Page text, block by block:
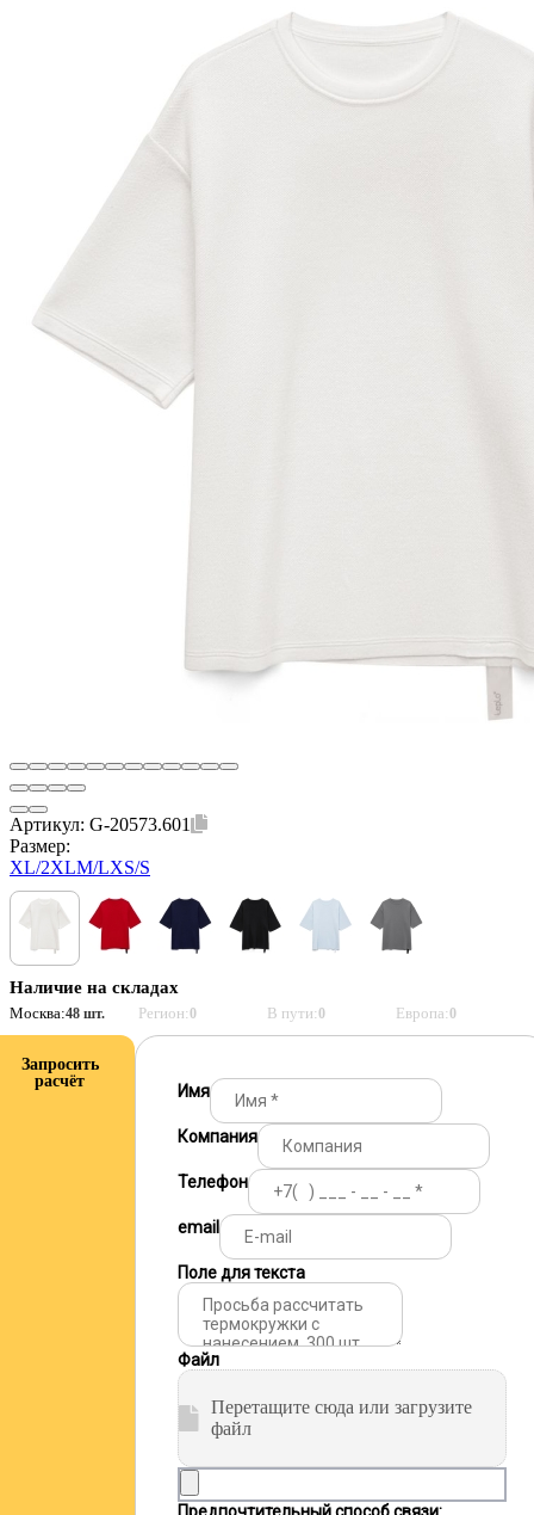
Артикул: G-20573.601
Размер:
XL/2XLM/LXS/S
Наличие на складах
Москва:48 шт. Регион:0 В пути:0 Европа:0
Запросить
расчёт
Имя
Компания
Телефон
email
Поле для текста
Файл
Перетащите сюда или загрузите
файл